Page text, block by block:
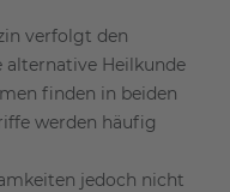
verfolgt den
alternative Heilkunde
finden in beiden
werden häufig
jedoch nicht